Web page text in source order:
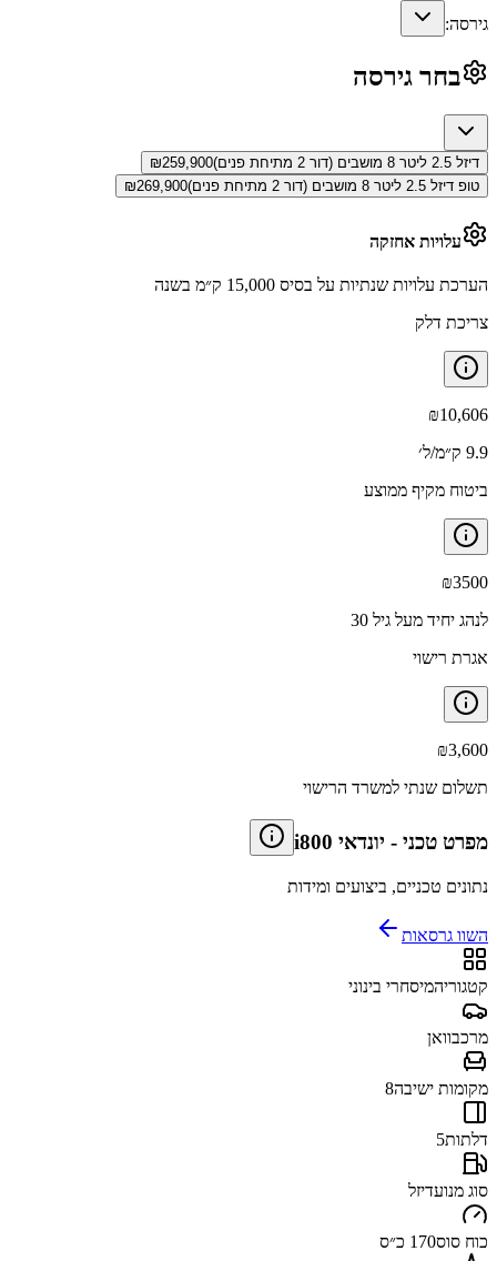
גירסה:
בחר גירסה
דיזל 2.5 ליטר 8 מושבים (דור 2 מתיחת פנים) ₪259,900
טופ דיזל 2.5 ליטר 8 מושבים (דור 2 מתיחת פנים)
₪269,900
עלויות אחזקה
הערכת עלויות שנתיות על בסיס 15,000 ק״מ בשנה
צריכת דלק
₪10,606
9.9 ק״מ/ל׳
ביטוח מקיף ממוצע
₪3500
לנהג יחיד מעל גיל 30
אגרת רישוי
₪3,600
תשלום שנתי למשרד הרישוי
מפרט טכני - יונדאי i800
נתונים טכניים, ביצועים ומידות
השוו גרסאות
קטגוריהמיסחרי בינוני
מרכבוואן
מקומות ישיבה8
דלתות5
סוג מנועדיזל
כוח סוס170 כ״ס